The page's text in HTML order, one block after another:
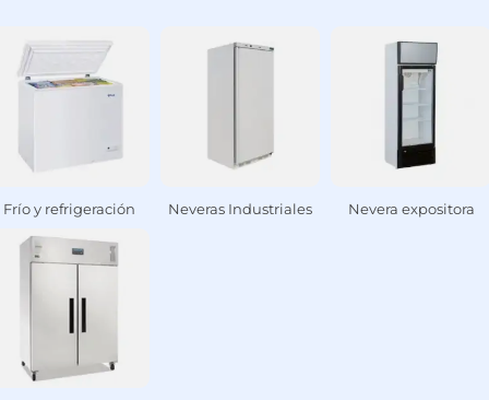
Frío y refrigeración Neveras Industriales Nevera expositora